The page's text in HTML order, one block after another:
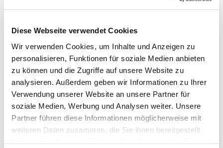
Diese Webseite verwendet Cookies
Wir verwenden Cookies, um Inhalte und Anzeigen zu
personalisieren, Funktionen für soziale Medien anbieten
zu können und die Zugriffe auf unsere Website zu
analysieren. Außerdem geben wir Informationen zu Ihrer
Verwendung unserer Website an unsere Partner für
soziale Medien, Werbung und Analysen weiter. Unsere
Partner führen diese Informationen möglicherweise mit
weiteren Daten zusammen, die Sie ihnen bereitgestellt
Wir sind wirklich froh über die freundschaftliche und
Tollitäten, Präsdident Thomas Weisweiler, Vorsitzendem
Marcel Seltmann und allen Gästen für einen
wunderbaren Vormittag in unserer Gemeinde.
Im Anschluss an den Gottesdienst haben wir mit einem
stillen "Alaaf" auf dem Friedhof der Verstorbenen der KG
gedacht und einen Kranz niedergelegt.